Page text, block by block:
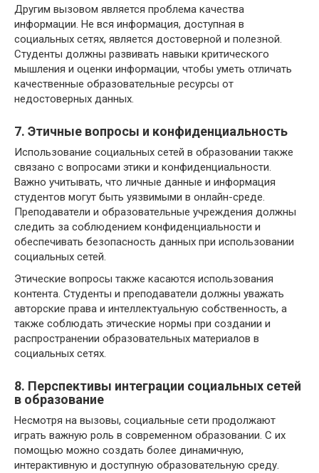
Другим вызовом является проблема качества
информации. Не вся информация, доступная в
социальных сетях, является достоверной и полезной.
Студенты должны развивать навыки критического
мышления и оценки информации, чтобы уметь отличать
качественные образовательные ресурсы от
недостоверных данных.
7. Этичные вопросы и конфиденциальность
Использование социальных сетей в образовании также
связано с вопросами этики и конфиденциальности.
Важно учитывать, что личные данные и информация
студентов могут быть уязвимыми в онлайн-среде.
Преподаватели и образовательные учреждения должны
следить за соблюдением конфиденциальности и
обеспечивать безопасность данных при использовании
социальных сетей.
Этические вопросы также касаются использования
контента. Студенты и преподаватели должны уважать
авторские права и интеллектуальную собственность, а
также соблюдать этические нормы при создании и
распространении образовательных материалов в
социальных сетях.
8. Перспективы интеграции социальных сетей
в образование
Несмотря на вызовы, социальные сети продолжают
играть важную роль в современном образовании. С их
помощью можно создать более динамичную,
интерактивную и доступную образовательную среду.